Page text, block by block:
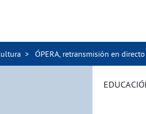
ÓPERA, retransmisión en